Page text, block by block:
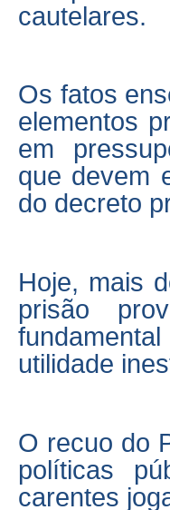
cautelares.
Os fatos
elementos
em
que devem
do decreto
Hoje, mais
prisão
utilidade
O recuo do
políticas
carentes